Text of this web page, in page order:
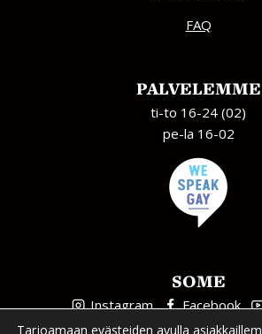
FAQ
PALVELEMME
ti-to 16-24 (02)
pe-la 16-02
SOME
Instagram Facebook
Tarjoamaan evästeiden avulla